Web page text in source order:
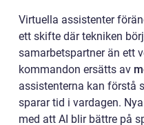
Virtuella assistenter
ett skifte där tekniken
samarbetspartner än ett
kommandon ersätts av
assistenterna kan förstå
sparar tid i vardagen.
med att AI blir bättre på